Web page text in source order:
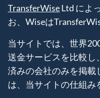
TransferWiseLtd によ
お、Wiseは
当サイトでは、世界
送金サービスを比較し
済みの会社のみを掲載
は、当サイトの仕組み